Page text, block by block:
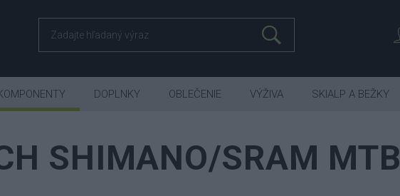
SHIMANO/SRAM MTB
DOPLNKY OBLEČENIE VÝŽIVA SKIALP A BEŽKY